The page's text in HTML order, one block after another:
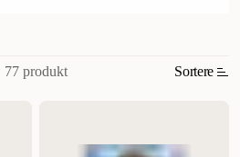
77 produkt Sortere